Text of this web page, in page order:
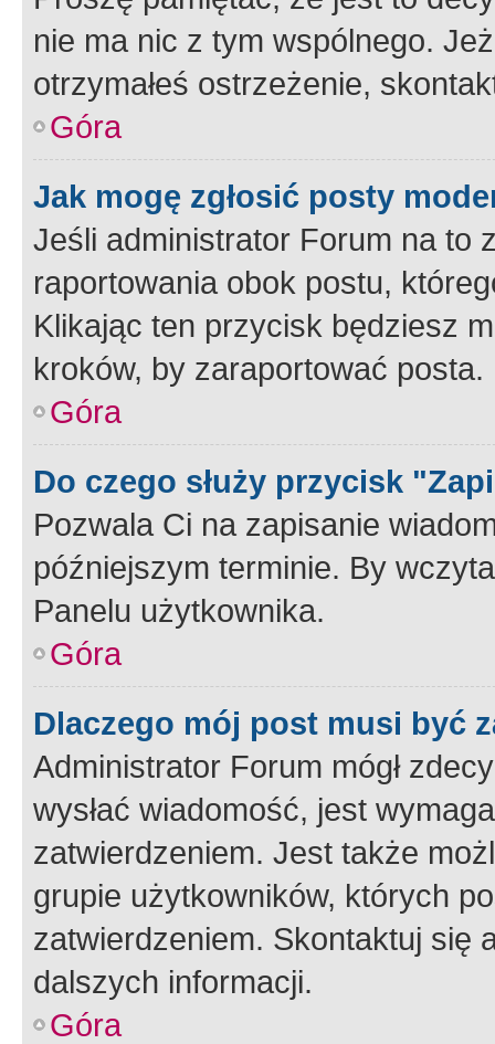
nie ma nic z tym wspólnego.
otrzymałeś ostrzeżenie,
Góra
Jak mogę zgłosić posty
Jeśli administrator Forum na to
raportowania obok postu,
Klikając ten przycisk będziesz
kroków, by zaraportować posta.
Góra
Do czego służy przycisk
Pozwala Ci na zapisanie
późniejszym terminie. By
Panelu użytkownika.
Góra
Dlaczego mój post musi być
Administrator Forum mógł
wysłać wiadomość, jest
zatwierdzeniem. Jest także
grupie użytkowników, których
zatwierdzeniem. Skontaktuj się
dalszych informacji.
Góra